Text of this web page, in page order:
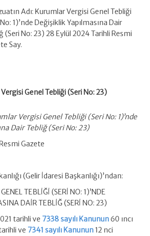
Adı: Kurumlar Vergisi Genel Tebliği
1)’nde Değişiklik Yapılmasına Dair
(Seri No: 23) 28 Eylül 2024 Tarihli Resmi
Say.
Genel Tebliği (Seri No: 23)
Vergisi Genel Tebliği (Seri No: 1)’nde
Dair Tebliğ (Seri No: 23)
Gazete
(Gelir İdaresi Başkanlığı)’ndan:
TEBLİĞİ (SERİ NO: 1)’NDE
DAİR TEBLİĞ (SERİ NO: 23)
tarihli ve 7338 sayılı Kanunun60 ıncı
ve 7341 sayılı Kanunun 12 nci